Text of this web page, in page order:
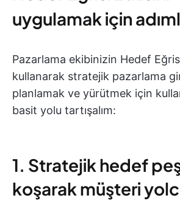
uygulamak için
Pazarlama ekibinizin Hedef
kullanarak stratejik pazarlama
planlamak ve yürütmek için
basit yolu tartışalım:
1. Stratejik hedef
koşarak müşteri